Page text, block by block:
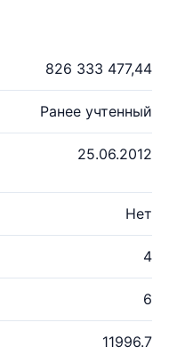
826 333 477,44
Ранее учтенный
25.06.2012
Нет
4
6
11996.7